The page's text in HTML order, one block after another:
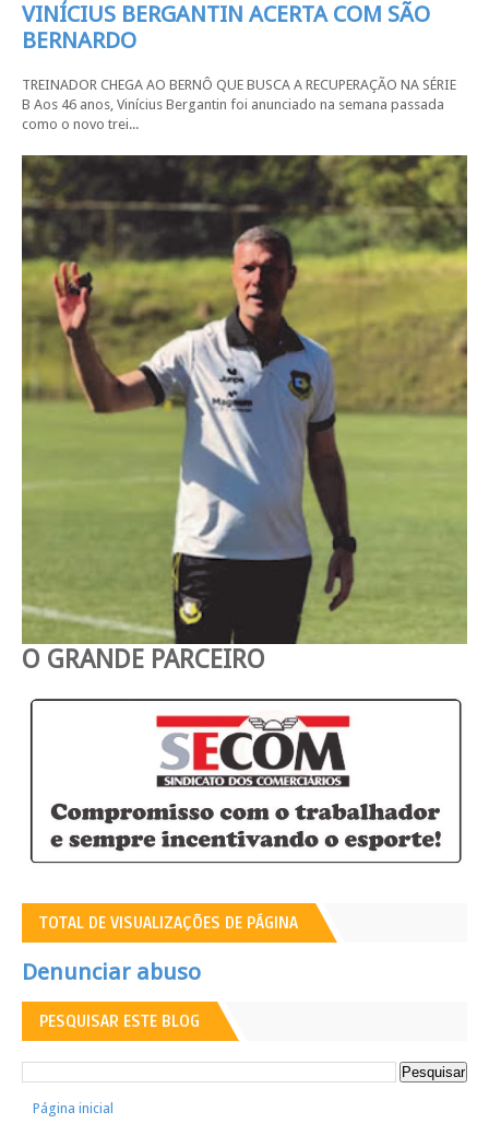
VINÍCIUS BERGANTIN ACERTA COM SÃO
BERNARDO
TREINADOR CHEGA AO BERNÔ QUE BUSCA A RECUPERAÇÃO NA SÉRIE
B Aos 46 anos, Vinícius Bergantin foi anunciado na semana passada
como o novo trei...
O GRANDE PARCEIRO
TOTAL DE VISUALIZAÇÕES DE PÁGINA
Denunciar abuso
PESQUISAR ESTE BLOG
Página inicial